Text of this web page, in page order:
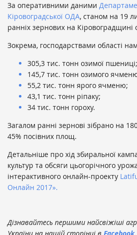
За оперативними даними
Кіровоградської ОДА, станом на 19
ранніх зернових на Кіровоградщині
Зокрема, господарствами області
305,3 тис. тонн озимої пшениці;
145,7 тис. тонн озимого
55,2 тис. тонн ярого ячменю;
43,1 тис. тонн ріпаку;
34 тис. тонн гороху.
Загалом ранні зернові зібрано на
45% посівних площ.
Детальніше про хід збиральної
культур та обсяги цьогорічного
інтерактивного онлайн-проекту
Онлайн 2017».
Дізнавайтесь першими найсвіжіші